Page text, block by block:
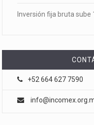
Inversión fija bruta sube
+52 664 627 7590